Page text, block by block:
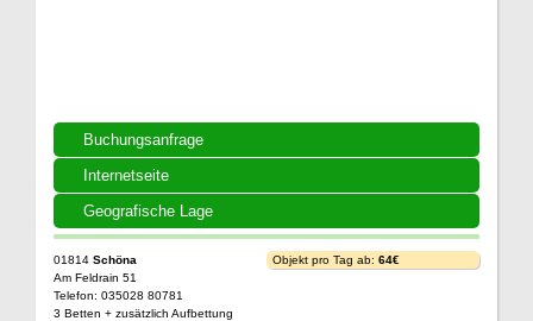
Buchungsanfrage
Internetseite
Geografische Lage
01814 Schöna
Am Feldrain 51
Telefon: 035028 80781
3 Betten + zusätzlich Aufbettung
Objekt pro Tag ab: 64€